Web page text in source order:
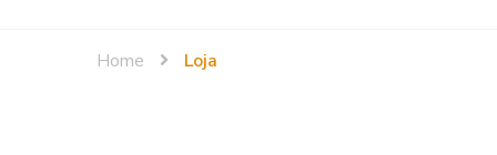
Home Loja